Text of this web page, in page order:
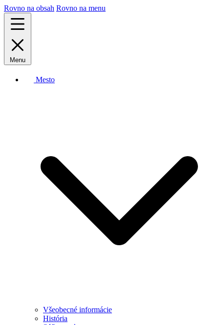
Rovno na obsah Rovno na menu
Menu
Mesto
Všeobecné informácie
História